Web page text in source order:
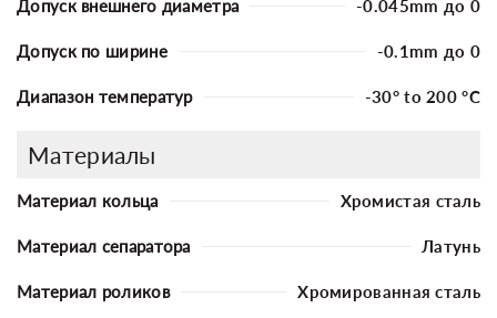
Допуск внешнего диаметра -0.045mm до 0
Допуск по ширине -0.1mm до 0
Диапазон температур -30° to 200 °C
Материалы
Материал кольца Хромистая сталь
Материал сепаратора Латунь
Материал роликов Хромированная сталь